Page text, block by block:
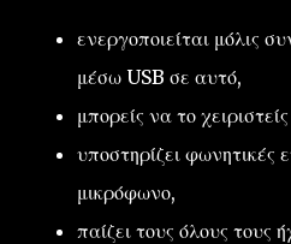
ενεργοποιείται μόλις
μέσω USB σε αυτό,
μπορείς να το
υποστηρίζει φωνητικές
μικρόφωνο,
παίζει τους όλους